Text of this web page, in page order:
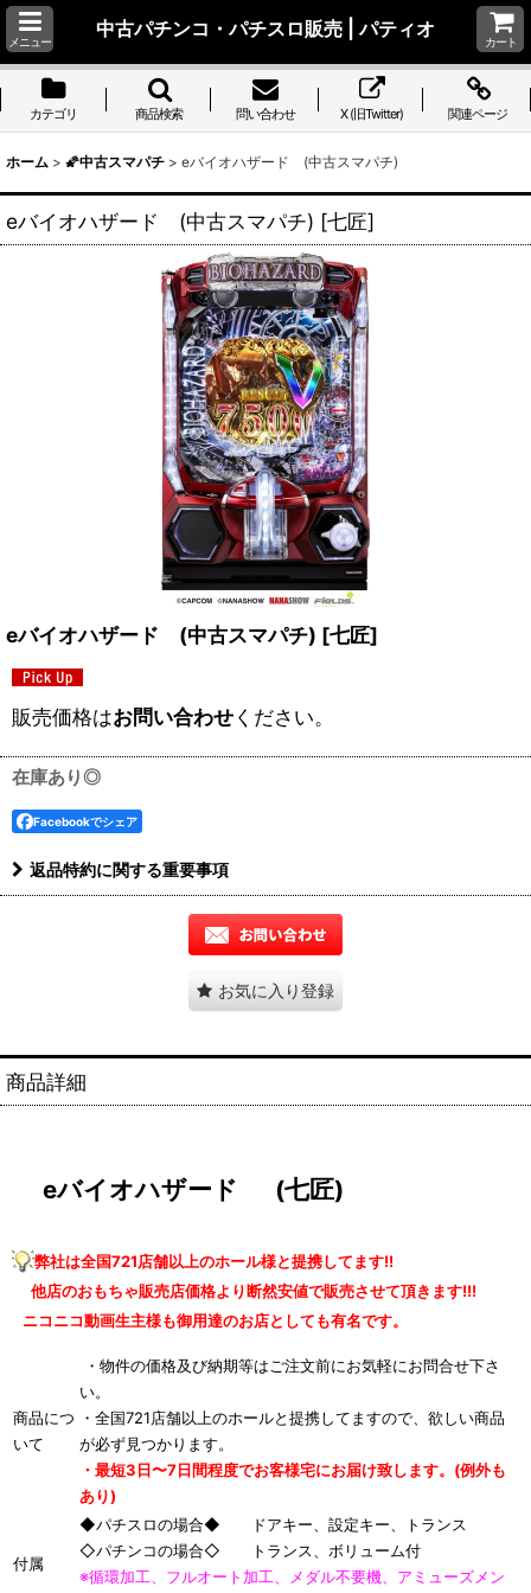
メニュー
中古パチンコ・パチスロ販売 | パティオ
カート
カテゴリ 商品検索 問い合わせ X (旧Twitter) 関連ページ
ホーム > 🌠中古スマパチ > eバイオハザード (中古スマパチ)
eバイオハザード (中古スマパチ) [七匠]
eバイオハザード (中古スマパチ) [七匠]
販売価格はお問い合わせください。
在庫あり◎
Facebookでシェア
返品特約に関する重要事項
お気に入り登録
商品詳細
eバイオハザード (七匠)
弊社は全国721店舗以上のホール様と提携してます!!
他店のおもちゃ販売店価格より断然安値で販売させて頂きます!!!
ニコニコ動画生主様も御用達のお店としても有名です。
商品につ
いて
・物件の価格及び納期等はご注文前にお気軽にお問合せ下さ
い。
・全国721店舗以上のホールと提携してますので、欲しい商品
が必ず見つかります。
・最短3日〜7日間程度でお客様宅にお届け致します。(例外も
あり)
付属
◆パチスロの場合◆ ドアキー、設定キー、トランス
◇パチンコの場合◇ トランス、ボリューム付
※循環加工、フルオート加工、メダル不要機、アミューズメン